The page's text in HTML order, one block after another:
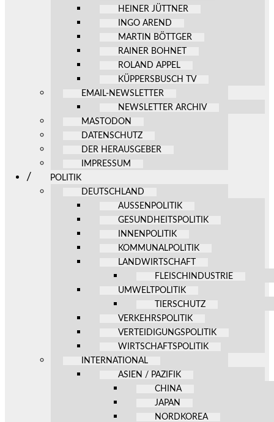
HEINER JÜTTNER
INGO AREND
MARTIN BÖTTGER
RAINER BOHNET
ROLAND APPEL
KÜPPERSBUSCH TV
EMAIL-NEWSLETTER
NEWSLETTER ARCHIV
MASTODON
DATENSCHUTZ
DER HERAUSGEBER
IMPRESSUM
POLITIK
DEUTSCHLAND
AUSSENPOLITIK
GESUNDHEITSPOLITIK
INNENPOLITIK
KOMMUNALPOLITIK
LANDWIRTSCHAFT
FLEISCHINDUSTRIE
UMWELTPOLITIK
TIERSCHUTZ
VERKEHRSPOLITIK
VERTEIDIGUNGSPOLITIK
WIRTSCHAFTSPOLITIK
INTERNATIONAL
ASIEN / PAZIFIK
CHINA
JAPAN
NORDKOREA